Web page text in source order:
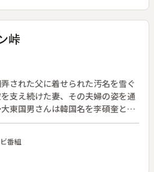
恩庵〕、真山水図〔真珠庵〕
「一休」号（華叟禅師書）〔祥瑞
書館〕
峠
された父に着せられた汚名を雪ぐ
支え続けた妻、その夫婦の姿を通
東国男さんは韓国名を李碩奎とい
、日本と韓国の対等な連邦化を夢
。しかし日本人同志に裏切られ、
を開いたことになってしまう。売
た父の真意を訴え続けた国男さん
番組